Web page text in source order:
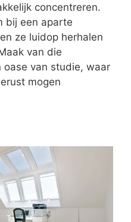
concentreren.
bij een aparte
ze luidop herhalen
van die
oase van studie, waar
mogen